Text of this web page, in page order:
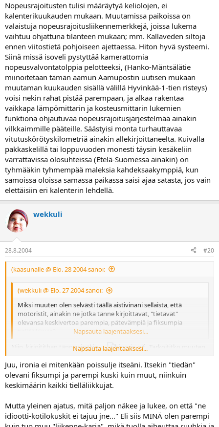
Nopeusrajoitusten tulisi määräytyä keliolojen, ei
kalenterikuukauden mukaan. Muutamissa paikoissa on
valaistuja nopeusrajoitusliikennemerkkejä, joissa lukema
vaihtuu ohjattuna tilanteen mukaan; mm. Kallaveden siltoja
ennen viitostietä pohjoiseen ajettaessa. Hiton hyvä systeemi.
Siinä missä isoveli pystyttää kamerattomia
nopeusvalvontatolppia pelotteeksi, (Hanko-Mäntsälätie
miinoitetaan tämän aamun Aamupostin uutisen mukaan
muutaman kuukauden sisällä välillä Hyvinkää-1-tien risteys)
voisi nekin rahat pistää parempaan, ja alkaa rakentaa
vaikkapa lämpömittarin ja kosteusmittarin lukemien
funktiona ohjautuvaa nopeusrajoitusjärjestelmää ainakin
vilkkaimmille pääteille. Säästyisi monta turhauttavaa
vitutuskörötyskilometriä ainakin allekirjoittaneelta. Kuivalla
pakkaskelillä tai loppuvuoden monesti täysin kesäkeliin
varrattavissa olosuhteissa (Etelä-Suomessa ainakin) on
tyhmääkin tyhmempää maleksia kahdeksaakymppiä, kun
samoissa oloissa samassa paikassa saisi ajaa satasta, jos vain
elettäisiin eri kalenterin lehdellä.
wekkuli
28.8.2004 #20
(kaasunalle @ Elo. 28 2004 sanoi:
(wekkuli @ Elo. 27 2004 sanoi:
Miksi muuten olen selvästi täällä aistivinani sellaista, että
motoristit, ainakin ne jotka tänne kirjoittavat, "tietävät"
olevansa keskivertoa parempia, pätevämpiä ja fiksumpia
Napsauta laajentaaksesi...
Niin, kirjoitithan tänne sinäkin...
Tarkoititko muuten
tätä topiccia, tätä palstaa vaiko koko foorumia? Tänne kirjoittaa aika
moni. Jotkut jopa useamman kerran ja eri aiheista..!
Napsauta laajentaaksesi...
Juu, ironia ei mitenkään poissulje itseäni. Itsekin "tiedän"
olevani fiksumpi ja parempi kuski kuin muut, niinkuin
keskimäärin kaikki tielläliikkujat.
Mutta yleinen ajatus, mitä paljon näkee ja lukee, on että "ne
idiootti-kotilokuskit ei tajuu jne..." Eli siis MINÄ olen parempi